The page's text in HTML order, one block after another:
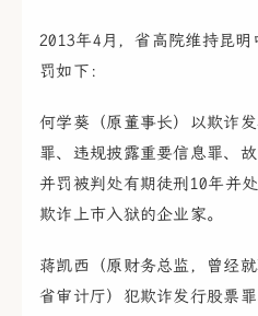
2013年4月，省高院维持昆
罚如下：
何学葵（原董事长）以欺诈
罪、违规披露重要信息罪、
并罚被判处有期徒刑10年并
欺诈上市入狱的企业家。
蒋凯西（原财务总监，曾经
省审计厅）犯欺诈发行股票